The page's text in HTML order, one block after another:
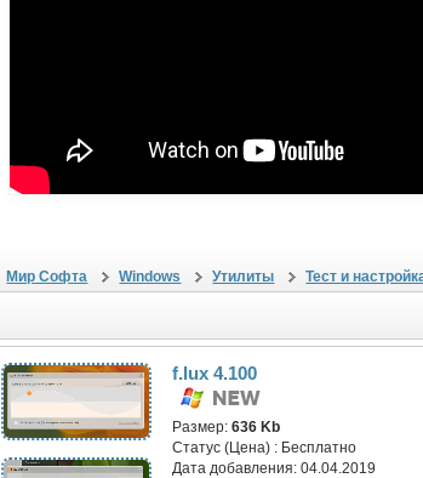
Мир Софта Windows Утилиты Тест и
f.lux 4.100
Размер:636 Kb
Статус (Цена) : Бесплатно
Дата добавления:04.04.2019